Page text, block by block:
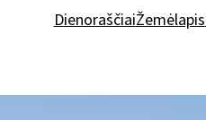
DienoraščiaiŽemėlapis